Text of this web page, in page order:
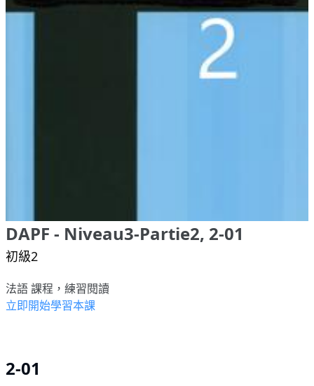
DAPF - Niveau3-Partie2, 2-01
初級2
法語 課程，練習閱讀
立即開始學習本課
2-01